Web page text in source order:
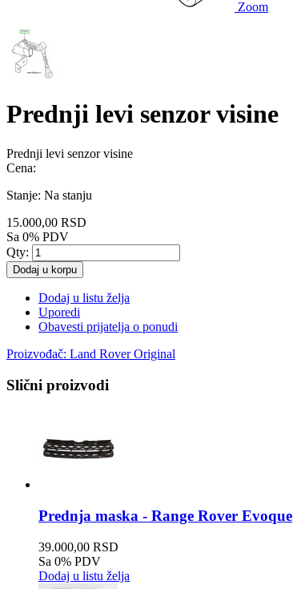
Zoom
Prednji levi senzor visine
Prednji levi senzor visine
Cena:
Stanje: Na stanju
15.000,00 RSD
Sa 0% PDV
Qty:
Dodaj u korpu
Dodaj u listu želja
Uporedi
Obavesti prijatelja o ponudi
Proizvođač: Land Rover Original
Slični proizvodi
Prednja maska - Range Rover Evoque
39.000,00 RSD
Sa 0% PDV
Dodaj u listu želja